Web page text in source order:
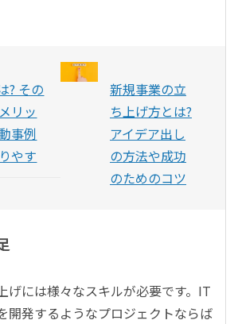
? その
リッ
事例
やす
新規事業の立
ち上げ方とは?
アイデア出し
の方法や成功
のためのコツ
げには様々なスキルが必要です。IT
開発するようなプロジェクトならば